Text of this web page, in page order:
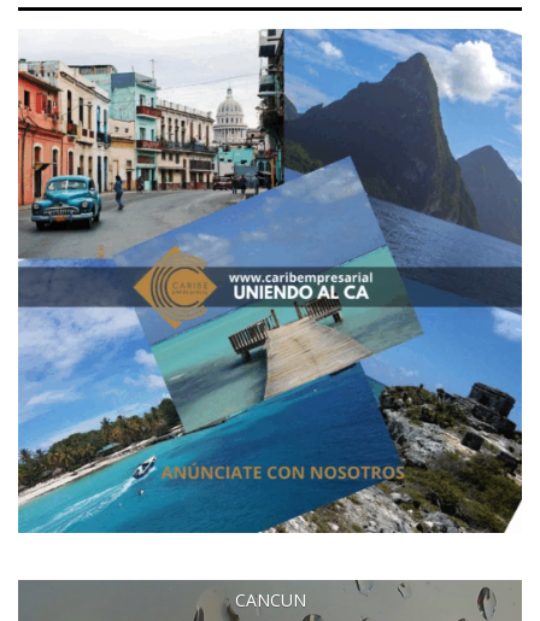
CANCUN